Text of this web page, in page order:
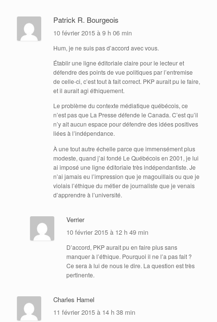
Patrick R. Bourgeois
10 février 2015 à 9 h 06 min
Hum, je ne suis pas d’accord avec vous.
Établir une ligne éditoriale claire pour le lecteur et
défendre des points de vue politiques par l’entremise
de celle-ci, c’est tout à fait correct. PKP aurait pu le faire,
et il aurait agi éthiquement.
Le problème du contexte médiatique québécois, ce
n’est pas que La Presse défende le Canada. C’est qu’il
n’y ait aucun espace pour défendre des idées positives
liées à l’indépendance.
À une tout autre échelle parce que immensément plus
modeste, quand j’ai fondé Le Québécois en 2001, je lui
ai imposé une ligne éditoriale très indépendantiste. Je
n’ai jamais eu l’impression que je magouillais ou que je
violais l’éthique du métier de journaliste que je venais
d’apprendre à l’université.
Verrier
10 février 2015 à 12 h 49 min
D’accord, PKP aurait pu en faire plus sans
manquer à l’éthique. Pourquoi il ne l’a pas fait ?
Ce sera à lui de nous le dire. La question est très
pertinente.
Charles Hamel
11 février 2015 à 14 h 38 min